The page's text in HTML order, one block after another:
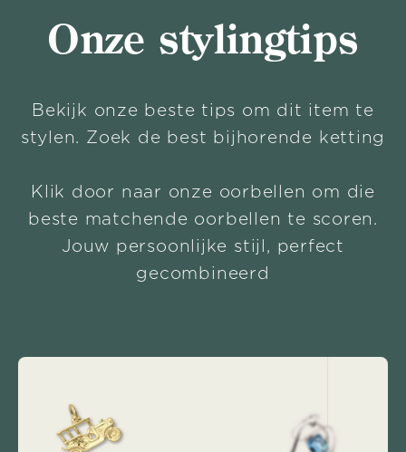
Onze stylingtips
Bekijk onze beste tips om dit item te
stylen. Zoek de best bijhorende ketting
Klik door naar onze oorbellen om die
beste matchende oorbellen te scoren.
Jouw persoonlijke stijl, perfect
gecombineerd